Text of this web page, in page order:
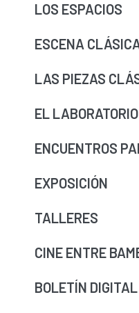
LOS ESPACIOS
ESCENA
LAS PIEZAS
EL
ENCUENTROS
EXPOSICIÓN
TALLERES
CINE ENTRE
BOLETÍN DIGITAL